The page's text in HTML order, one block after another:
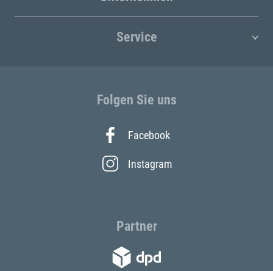
Service
Folgen Sie uns
Facebook
Instagram
Partner